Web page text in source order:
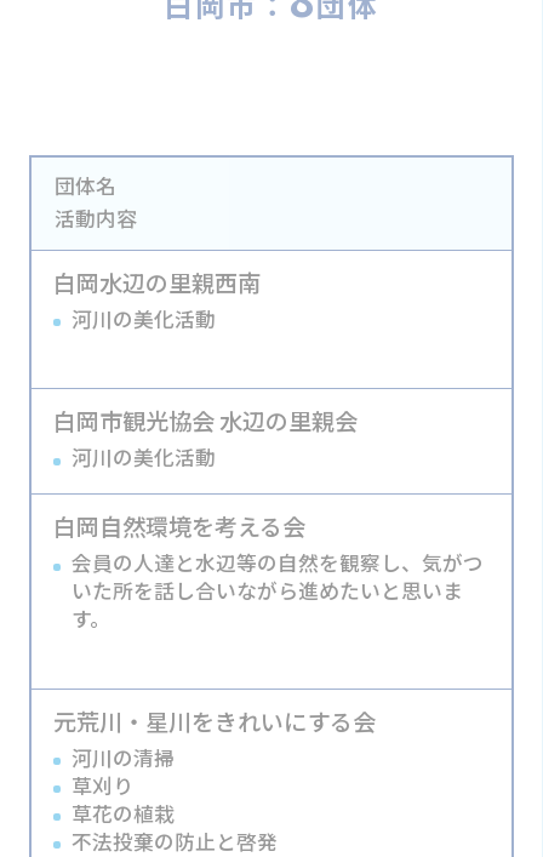
団体名
活動内容
白岡水辺の里親西南
河川の美化活動
白岡市観光協会 水辺の里親会
河川の美化活動
白岡自然環境を考える会
会員の人達と水辺等の自然を観察し、気がつ
いた所を話し合いながら進めたいと思いま
す。
元荒川・星川をきれいにする会
河川の清掃
草刈り
草花の植栽
不法投棄の防止と啓発